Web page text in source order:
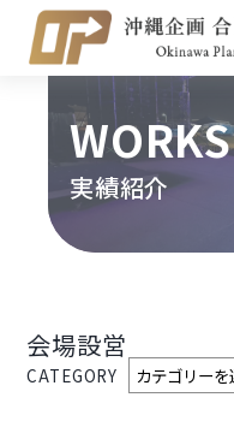
WORKS
実績紹介
会場設営
CATEGORY